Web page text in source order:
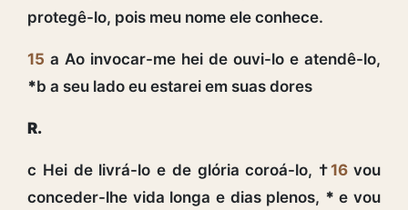
protegê-lo, pois meu nome ele conhece.
15 a Ao invocar-me hei de ouvi-lo e atendê-lo,
*b a seu lado eu estarei em suas dores
R.
c Hei de livrá-lo e de glória coroá-lo, †16 vou
conceder-lhe vida longa e dias plenos, * e vou